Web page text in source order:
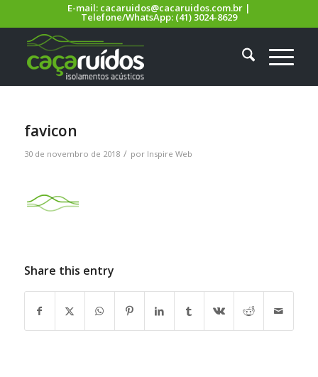
E-mail: cacaruidos@cacaruidos.com.br|
Telefone/WhatsApp:(41) 3024-8629
favicon
30 de novembro de 2018 / por Inspire Web
Share this entry